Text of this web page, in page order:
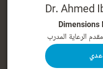
Dr. Ahmed
مقدم الرعاية المدرب